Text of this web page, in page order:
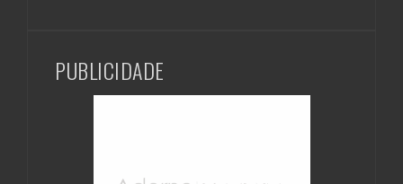
PUBLICIDADE